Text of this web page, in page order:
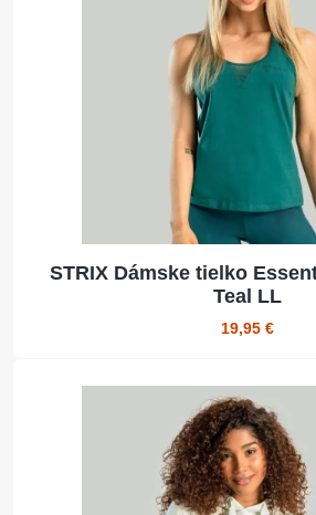
STRIX Dámske tielko
Teal LL
19,95 €